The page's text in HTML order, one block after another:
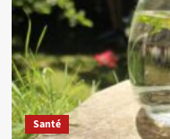
Santé